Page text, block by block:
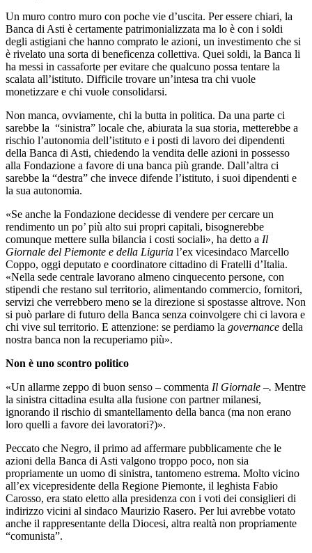
Un muro contro muro con poche vie d’uscita. Per essere chiari, la
Banca di Asti è certamente patrimonializzata ma lo è con i soldi
degli astigiani che hanno comprato le azioni, un investimento che si
è rivelato una sorta di beneficenza collettiva. Quei soldi, la Banca li
ha messi in cassaforte per evitare che qualcuno possa tentare la
scalata all’istituto. Difficile trovare un’intesa tra chi vuole
monetizzare e chi vuole consolidarsi.
Non manca, ovviamente, chi la butta in politica. Da una parte ci
sarebbe la “sinistra” locale che, abiurata la sua storia, metterebbe a
rischio l’autonomia dell’istituto e i posti di lavoro dei dipendenti
della Banca di Asti, chiedendo la vendita delle azioni in possesso
alla Fondazione a favore di una banca più grande. Dall’altra ci
sarebbe la “destra” che invece difende l’istituto, i suoi dipendenti e
la sua autonomia.
«Se anche la Fondazione decidesse di vendere per cercare un
rendimento un po’ più alto sui propri capitali, bisognerebbe
comunque mettere sulla bilancia i costi sociali», ha detto a Il
Giornale del Piemonte e della Liguria l’ex vicesindaco Marcello
Coppo, oggi deputato e coordinatore cittadino di Fratelli d’Italia.
«Nella sede centrale lavorano almeno cinquecento persone, con
stipendi che restano sul territorio, alimentando commercio, fornitori,
servizi che verrebbero meno se la direzione si spostasse altrove. Non
si può parlare di futuro della Banca senza coinvolgere chi ci lavora e
chi vive sul territorio. E attenzione: se perdiamo la governance della
nostra banca non la recuperiamo più».
Non è uno scontro politico
«Un allarme zeppo di buon senso – commenta Il Giornale –. Mentre
la sinistra cittadina esulta alla fusione con partner milanesi,
ignorando il rischio di smantellamento della banca (ma non erano
loro quelli a favore dei lavoratori?)».
Peccato che Negro, il primo ad affermare pubblicamente che le
azioni della Banca di Asti valgono troppo poco, non sia
propriamente un uomo di sinistra, tantomeno estrema. Molto vicino
all’ex vicepresidente della Regione Piemonte, il leghista Fabio
Carosso, era stato eletto alla presidenza con i voti dei consiglieri di
indirizzo vicini al sindaco Maurizio Rasero. Per lui avrebbe votato
anche il rappresentante della Diocesi, altra realtà non propriamente
“comunista”.